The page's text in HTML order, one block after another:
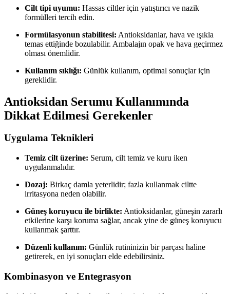
Cilt tipi uyumu: Hassas ciltler için yatıştırıcı ve nazik
formülleri tercih edin.
Formülasyonun stabilitesi: Antioksidanlar, hava ve ışıkla
temas ettiğinde bozulabilir. Ambalajın opak ve hava geçirmez
olması önemlidir.
Kullanım sıklığı: Günlük kullanım, optimal sonuçlar için
gereklidir.
Antioksidan Serumu Kullanımında
Dikkat Edilmesi Gerekenler
Uygulama Teknikleri
Temiz cilt üzerine: Serum, cilt temiz ve kuru iken
uygulanmalıdır.
Dozaj: Birkaç damla yeterlidir; fazla kullanmak ciltte
irritasyona neden olabilir.
Güneş koruyucu ile birlikte: Antioksidanlar, güneşin zararlı
etkilerine karşı koruma sağlar, ancak yine de güneş koruyucu
kullanmak şarttır.
Düzenli kullanım: Günlük rutininizin bir parçası haline
getirerek, en iyi sonuçları elde edebilirsiniz.
Kombinasyon ve Entegrasyon